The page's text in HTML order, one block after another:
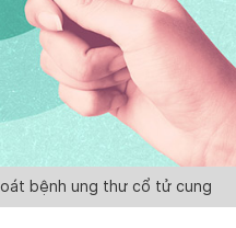
bệnh ung thư cổ tử cung